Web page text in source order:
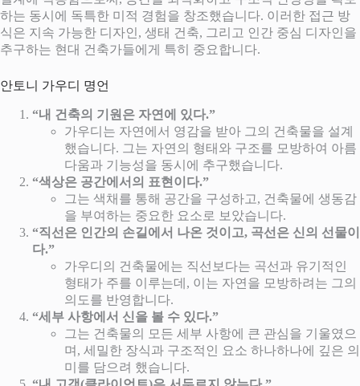
하는 동시에 독특한 미적 경험을 창조했습니다. 이러한 접근 방
식은 지속 가능한 디자인, 생태 건축, 그리고 인간 중심 디자인을
추구하는 현대 건축가들에게 특히 중요합니다.
안토니 가우디 명언
“내 건축의 기원은 자연에 있다.”
가우디는 자연에서 영감을 받아 그의 건축물을 설계
했습니다. 그는 자연의 형태와 구조를 모방하여 아름
다움과 기능성을 동시에 추구했습니다.
“색상은 공간에서의 표현이다.”
그는 색채를 통해 공간을 구성하고, 건축물에 생동감
을 부여하는 중요한 요소로 보았습니다.
“직선은 인간의 손길에서 나온 것이고, 곡선은 신의 선물이
다.”
가우디의 건축물에는 직선보다는 곡선과 유기적인
형태가 주를 이루는데, 이는 자연을 모방하려는 그의
의도를 반영합니다.
“세부 사항에서 신을 볼 수 있다.”
그는 건축물의 모든 세부 사항에 큰 관심을 기울였으
며, 세밀한 장식과 구조적인 요소 하나하나에 깊은 의
미를 담으려 했습니다.